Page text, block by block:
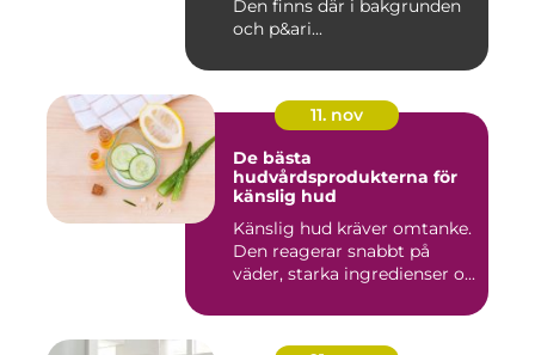
Den finns där i bakgrunden
och p&ari...
11. nov
De bästa
hudvårdsprodukterna för
känslig hud
Känslig hud kräver omtanke.
Den reagerar snabbt på
väder, starka ingredienser o...